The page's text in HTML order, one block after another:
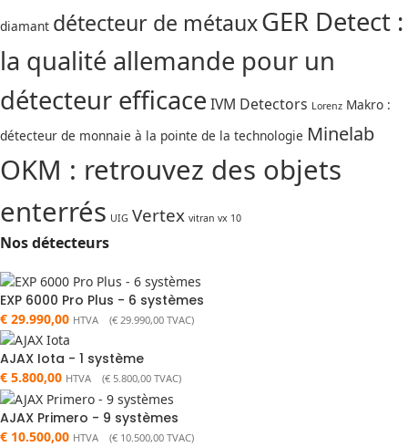
diamant détecteur de métauxGER Detect :
la qualité allemande pour un
détecteur efficace IVM Detectors Lorenz Makro :
détecteur de monnaie à la pointe de la technologie Minelab
OKM : retrouvez des objets
enterrés UIG Vertex vitran vx 10
Nos détecteurs
EXP 6000 Pro Plus - 6 systèmes
€ 29.990,00 HTVA (€ 29.990,00 TVAC)
AJAX Iota - 1 système
€ 5.800,00 HTVA (€ 5.800,00 TVAC)
AJAX Primero - 9 systèmes
€ 10.500,00 HTVA (€ 10.500,00 TVAC)